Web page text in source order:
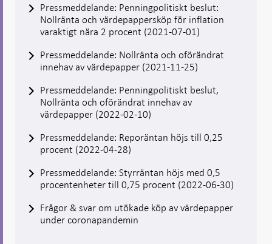
Pressmeddelande: Penningpolitiskt beslut:
Nollränta och värdepappersköp för inflation
varaktigt nära 2 procent (2021-07-01)
Pressmeddelande: Nollränta och oförändrat
innehav av värdepapper (2021-11-25)
Pressmeddelande: Penningpolitiskt beslut,
Nollränta och oförändrat innehav av
värdepapper (2022-02-10)
Pressmeddelande: Reporäntan höjs till 0,25
procent (2022-04-28)
Pressmeddelande: Styrräntan höjs med 0,5
procentenheter till 0,75 procent (2022-06-30)
Frågor & svar om utökade köp av värdepapper
under coronapandemin